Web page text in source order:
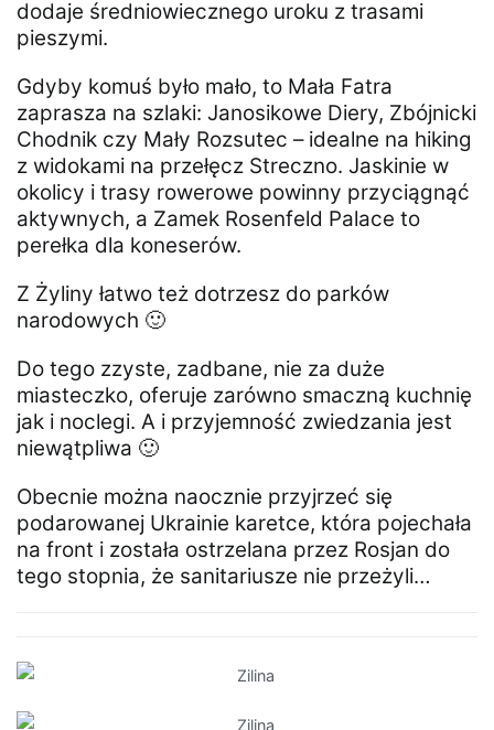
dodaje średniowiecznego uroku z trasami
pieszymi.
Gdyby komuś było mało, to Mała Fatra
zaprasza na szlaki: Janosikowe Diery, Zbójnicki
Chodnik czy Mały Rozsutec – idealne na hiking
z widokami na przełęcz Streczno. Jaskinie w
okolicy i trasy rowerowe powinny przyciągnąć
aktywnych, a Zamek Rosenfeld Palace to
perełka dla koneserów.
Z Żyliny łatwo też dotrzesz do parków
narodowych 🙂
Do tego zzyste, zadbane, nie za duże
miasteczko, oferuje zarówno smaczną kuchnię
jak i noclegi. A i przyjemność zwiedzania jest
niewątpliwa 🙂
Obecnie można naocznie przyjrzeć się
podarowanej Ukrainie karetce, która pojechała
na front i została ostrzelana przez Rosjan do
tego stopnia, że sanitariusze nie przeżyli…